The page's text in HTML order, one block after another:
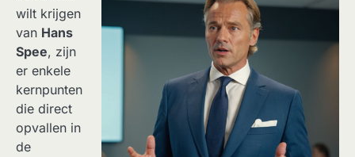
wilt krijgen
van Hans
Spee, zijn
er enkele
kernpunten
die direct
opvallen in
de